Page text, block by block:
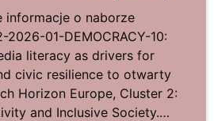
informacje o naborze
2026-01-DEMOCRACY-10:
literacy as drivers for
civic resilience to otwarty
Horizon Europe, Cluster 2:
and Inclusive Society.…